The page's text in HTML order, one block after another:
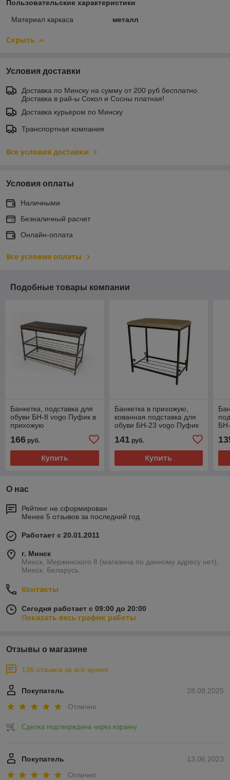
Пользовательские характеристики
Материал каркаса металл
Скрыть
Условия доставки
Доставка по Минску на сумму от 200 руб бесплатно.
Доставка в рай-ы Сокол и Сосны платная!
Доставка курьером по Минску
Транспортная компания
Все условия доставки
Условия оплаты
Наличными
Безналичный расчет
Онлайн-оплата
Все условия оплаты
Подобные товары компании
Банкетка, подставка для
обуви БН-8 vogo Пуфик в
прихожую
166 руб.
Купить
Банкетка в прихожую,
кованная подставка для
обуви БН-23 vogo Пуфик
141руб.
Купить
О нас
Рейтинг не сформирован
Менее 5 отзывов за последний год
Работает с 20.01.2011
г. Минск
Минск, Мержинского 8 (магазина по данному адресу нет),
Минск, Беларусь
Контакты
Сегодня работает с 09:00 до 20:00
Показать весь график работы
Отзывы о магазине
136 отзывов за всё время
28.09.2025
Покупатель
Отлично
Сделка подтверждена через корзину
13.06.2023
Покупатель
Отлично